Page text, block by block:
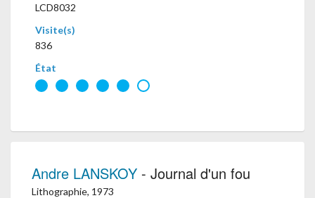
LCD8032
Visite(s)
836
État
Andre LANSKOY - Journal d'un fou
Lithographie, 1973